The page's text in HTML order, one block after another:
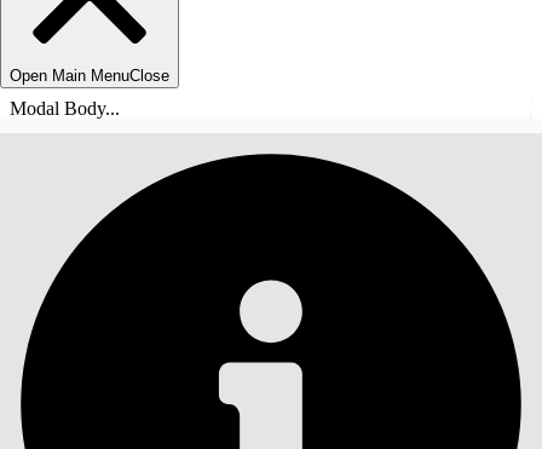
Open Main MenuClose
Modal Body...
SISÄLLYSLUETTELO